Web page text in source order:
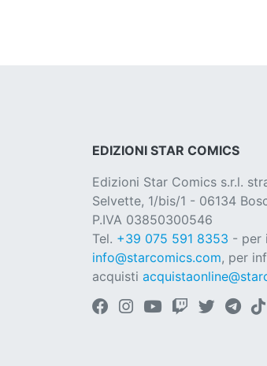
EDIZIONI STAR COMICS
Edizioni Star Comics s.r.l.
Selvette, 1/bis/1 - 06134
P.IVA 03850300546
Tel. +39 075 591 8353 - per
info@starcomics.com, per
acquisti